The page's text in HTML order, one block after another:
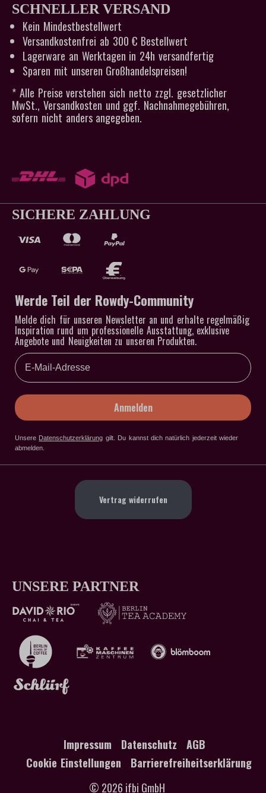
SCHNELLER VERSAND
Kein Mindestbestellwert
Versandkostenfrei ab 300 € Bestellwert
Lagerware an Werktagen in 24h versandfertig
Sparen mit unseren Großhandelspreisen!
* Alle Preise verstehen sich netto zzgl. gesetzlicher
MwSt., Versandkosten und ggf. Nachnahmegebühren,
sofern nicht anders angegeben.
SICHERE ZAHLUNG
Werde Teil der Rowdy-Community
Melde dich für unseren Newsletter an und erhalte regelmäßig
Inspiration rund um professionelle Ausstattung, exklusive
Angebote und Neuigkeiten zu unseren Produkten.
Email
Anmelden
Unsere Datenschutzerklärung gilt. Du kannst dich natürlich jederzeit wieder
abmelden.
Vertrag widerrufen
UNSERE PARTNER
Impressum Datenschutz
AGB
Cookie Einstellungen
Barrierefreiheitserklärung
© 2026 ifbi GmbH